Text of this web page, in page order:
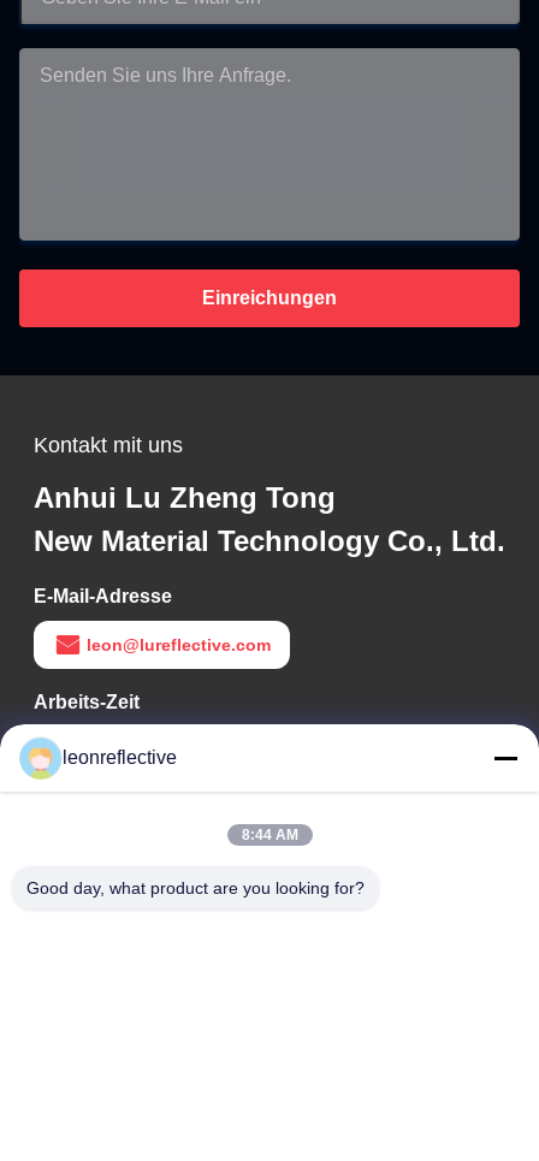
Einreichungen
Kontakt mit uns
Anhui Lu Zheng Tong
New Material Technology Co., Ltd.
E-Mail-Adresse
leon@lureflective.com
Arbeits-Zeit
9:00-18:00
Unsere Adresse
Adresse des Unternehmens
Technologiepark Huayi, Hightech-Zone, Hefei, Anhui, China
leonreflective
8:44 AM
Good day, what product are you looking for?